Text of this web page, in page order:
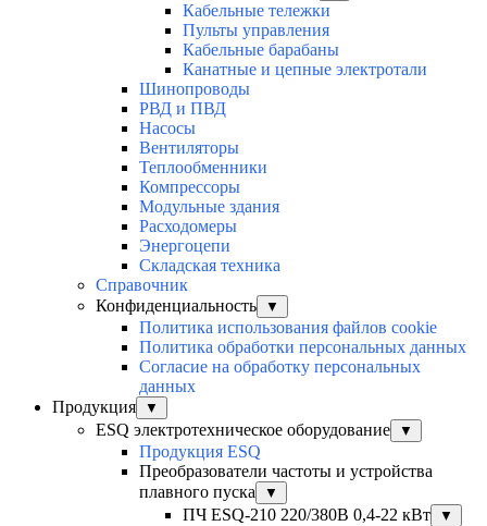
Кабельные тележки
Пульты управления
Кабельные барабаны
Канатные и цепные электротали
Шинопроводы
РВД и ПВД
Насосы
Вентиляторы
Теплообменники
Компрессоры
Модульные здания
Расходомеры
Энергоцепи
Складская техника
Справочник
Конфиденциальность
▼
Политика использования файлов cookie
Политика обработки персональных данных
Согласие на обработку персональных
данных
Продукция
▼
ESQ электротехническое оборудование ▼
Продукция ESQ
Преобразователи частоты и устройства
плавного пуска
▼
ПЧ ESQ-210 220/380В 0,4-22 кВт ▼